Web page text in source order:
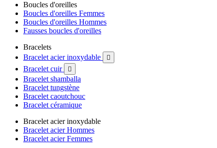
Boucles d'oreilles
Boucles d'oreilles Femmes
Boucles d'oreilles Hommes
Fausses boucles d'oreilles
Bracelets
Bracelet acier inoxydable

Bracelet cuir 
Bracelet shamballa
Bracelet tungstène
Bracelet caoutchouc
Bracelet céramique
Bracelet acier inoxydable
Bracelet acier Hommes
Bracelet acier Femmes